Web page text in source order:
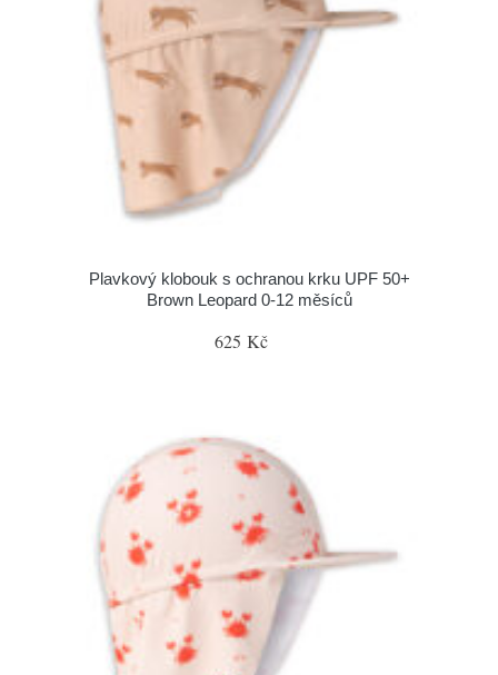
Plavkový klobouk s ochranou krku UPF 50+
Brown Leopard 0-12 měsíců
625 Kč